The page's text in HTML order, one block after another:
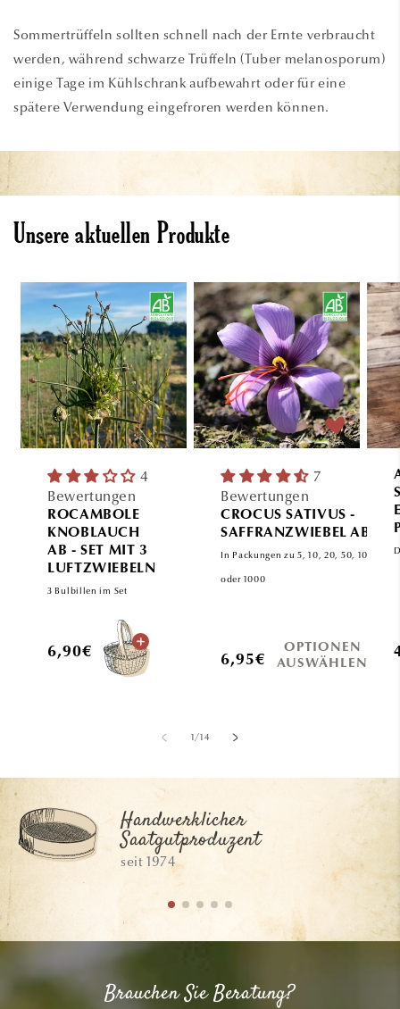
Sommertrüffeln sollten schnell nach der Ernte verbraucht
werden, während schwarze Trüffeln (Tuber melanosporum)
einige Tage im Kühlschrank aufbewahrt oder für eine
spätere Verwendung eingefroren werden können.
Unsere aktuellen Produkte
4
Bewertungen
ROCAMBOLE
KNOBLAUCH
AB - SET MIT 3
LUFTZWIEBELN
3 Bulbillen im Set
Normaler
6,90€
7
Bewertungen
CROCUS SATIVUS -
SAFFRANZWIEBEL AB
In Packungen zu 5, 10, 20, 50, 100
oder 1000
Normaler
6,95€
OPTIONEN
AUSWÄHLEN
1/von
14
Handwerklicher
Saatgutproduzent
seit 1974
Brauchen Sie Beratung?